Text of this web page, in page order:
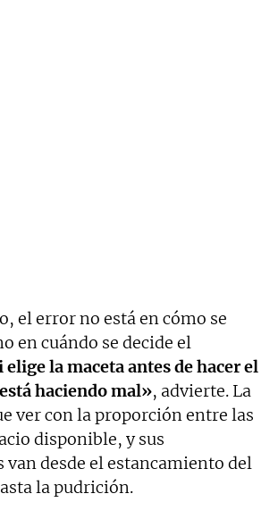
el error no está en cómo se
en cuándo se decide el
elige la maceta antes de hacer el
haciendo mal», advierte. La
ver con la proporción entre las
disponible, y sus
van desde el estancamiento del
la pudrición.